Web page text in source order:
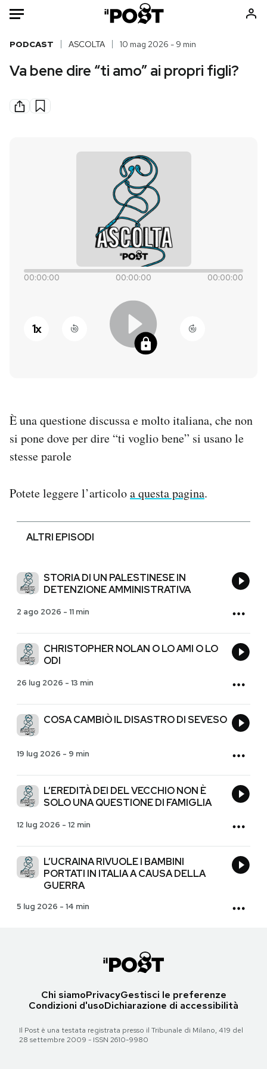
Auto
HOME
Italia
Mondo
Tecnologia
Storie/Idee
Ok Boomer!
Media
Europa
Mondiali calcio 2026
NEWSLETTER
CALENDARIO
AREA PERSONALE
PODCAST ASCOLTA 10 mag 2026 - 9 min
Va bene dire “ti amo” ai propri figli?
00:00:00 00:00:00 00:00:00
1x
È una questione discussa e molto italiana, che non
si pone dove per dire “ti voglio bene” si usano le
stesse parole
Potete leggere l’articoloa questa pagina.
ALTRI EPISODI
STORIA DI UN PALESTINESE IN
DETENZIONE AMMINISTRATIVA
2 ago 2026 - 11 min
CHRISTOPHER NOLAN O LO AMI O LO
ODI
26 lug 2026 - 13 min
COSA CAMBIÒ IL DISASTRO DI SEVESO
19 lug 2026 - 9 min
L’EREDITÀ DEI DEL VECCHIO NON È
SOLO UNA QUESTIONE DI FAMIGLIA
12 lug 2026 - 12 min
L’UCRAINA RIVUOLE I BAMBINI
PORTATI IN ITALIA A CAUSA DELLA
GUERRA
5 lug 2026 - 14 min
Chi siamoPrivacyGestisci le preferenze
Condizioni d'usoDichiarazione di accessibilità
Il Post è una testata registrata presso il Tribunale di Milano, 419 del
28 settembre 2009 - ISSN 2610-9980